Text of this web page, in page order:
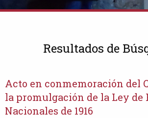
Resultados de
Acto en conmemoración del
la promulgación de la Ley de
Nacionales de 1916